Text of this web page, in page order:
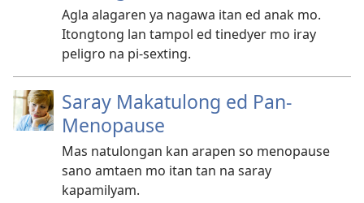
Agla alagaren ya nagawa itan ed anak mo.
Itongtong lan tampol ed tinedyer mo iray
peligro na pi-sexting.
Saray Makatulong ed Pan-
Menopause
Mas natulongan kan arapen so menopause
sano amtaen mo itan tan na saray
kapamilyam.